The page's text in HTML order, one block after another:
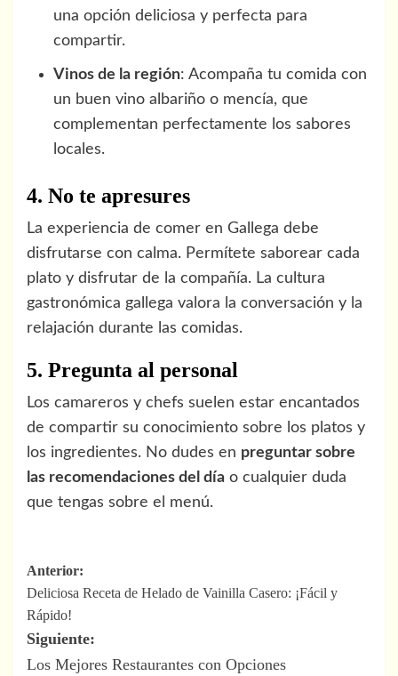
una opción deliciosa y perfecta para
compartir.
Vinos de la región: Acompaña tu comida con
un buen vino albariño o mencía, que
complementan perfectamente los sabores
locales.
4. No te apresures
La experiencia de comer en Gallega debe
disfrutarse con calma. Permítete saborear cada
plato y disfrutar de la compañía. La cultura
gastronómica gallega valora la conversación y la
relajación durante las comidas.
5. Pregunta al personal
Los camareros y chefs suelen estar encantados
de compartir su conocimiento sobre los platos y
los ingredientes. No dudes en preguntar sobre
las recomendaciones del día o cualquier duda
que tengas sobre el menú.
Navegación
de
entradas
Anterior:
Deliciosa Receta de Helado de Vainilla Casero: ¡Fácil y
Rápido!
Siguiente:
Los Mejores Restaurantes con Opciones